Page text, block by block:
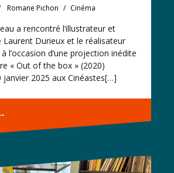
Romane Pichon Cinéma
a rencontré l’illustrateur et
Laurent Durieux et le réalisateur
l’occasion d’une projection inédite
« Out of the box » (2020)
janvier 2025 aux Cinéastes[…]